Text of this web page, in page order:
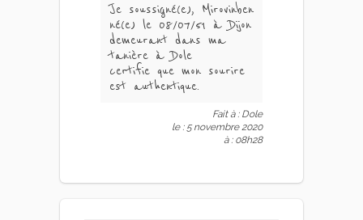
Je soussigné(e), Mirovinben
né(e) le 08/07/51 à Dijon
demeurant dans ma
tanière à Dole
certifie que mon sourire
est authentique.
Fait à : Dole
le : 5 novembre 2020
à : 08h28